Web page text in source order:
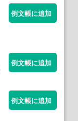
例文帳に追加
例文帳に追加
例文帳に追加